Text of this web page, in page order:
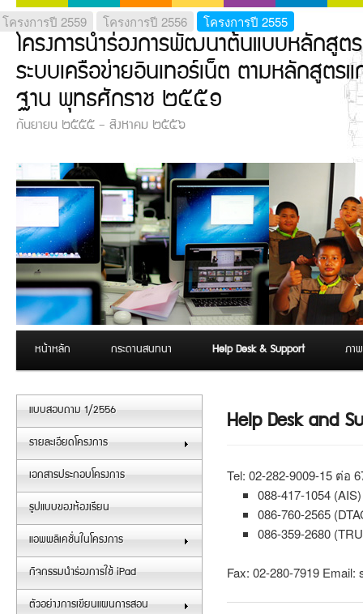
โครงการนำร่องการพัฒนาต้นแบบหลักสูต
ระบบเครือข่ายอินเทอร์เน็ต ตามหลักสูตร
ฐาน พุทธศักราช ๒๕๕๑
กันยายน ๒๕๕๕ – สิงหาคม ๒๕๕๖
โครงการปี 2559 โครงการปี 2556 โครงการปี 2555
เมนูหลัก
ข้ามไปยังเนื้อหาหลัก
ข้ามไปบทความรอง
หน้าหลัก กระดานสนทนา Help Desk & Support ภา
Help Desk and
Tel: 02-282-9009-15 ต่อ
088-417-1054 (AIS)
086-760-2565
086-359-2680
Fax: 02-280-7919 Email:
แบบสอบถาม 1/2556
รายละเอียดโครงการ
เอกสารประกอบโครงการ
รูปแบบของห้องเรียน
แอพพลิเคชั่นในโครงการ
กิจกรรมนำร่องการใช้ iPad
ตัวอย่างการเขียนแผนการสอน